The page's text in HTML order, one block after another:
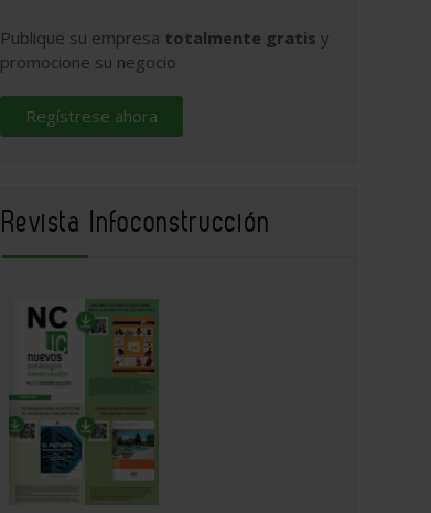
Publique su empresa totalmente gratis y
promocione su negocio
Regístrese ahora
Revista Infoconstrucción